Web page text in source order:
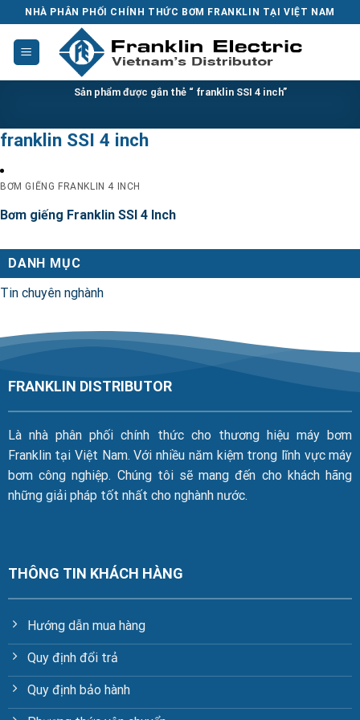
to
content
NHÀ PHÂN PHỐI CHÍNH THỨC BƠM FRANKLIN TẠI VIỆT NAM
Sản phẩm được gắn thẻ “ franklin SSI 4 inch”
franklin SSI 4 inch
BƠM GIẾNG FRANKLIN 4 INCH
Bơm giếng Franklin SSI 4 Inch
DANH MỤC
Tin chuyên nghành
FRANKLIN DISTRIBUTOR
Là nhà phân phối chính thức cho thương hiệu máy bơm
Franklin tại Việt Nam. Với nhiều năm kiệm trong lĩnh vực máy
bơm công nghiệp. Chúng tôi sẽ mang đến cho khách hãng
những giải pháp tốt nhất cho nghành nước.
THÔNG TIN KHÁCH HÀNG
Hướng dẫn mua hàng
Quy định đổi trả
Quy định bảo hành